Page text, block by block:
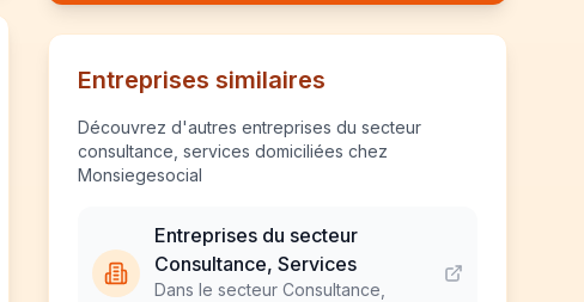
Entreprises similaires
Découvrez d'autres entreprises du secteur
consultance, services domiciliées chez
Monsiegesocial
Entreprises du secteur
Consultance, Services
Dans le secteur Consultance,